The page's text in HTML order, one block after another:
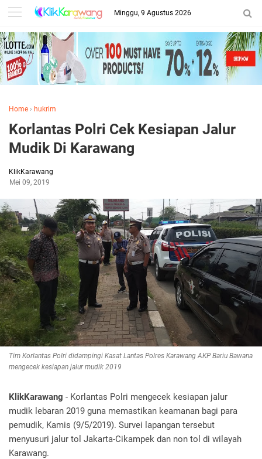
Minggu, 9 Agustus 2026
Home › hukrim
Korlantas Polri Cek Kesiapan Jalur
Mudik Di Karawang
KlikKarawang
Mei 09, 2019
Tim Korlantas Polri didampingi Kasat Lantas Polres Karawang AKP Bariu Bawana
mengecek kesiapan jalur mudik 2019
KlikKarawang - Korlantas Polri mengecek kesiapan jalur
mudik lebaran 2019 guna memastikan keamanan bagi para
pemudik, Kamis (9/5/2019). Survei lapangan tersebut
menyusuri jalur tol Jakarta-Cikampek dan non tol di wilayah
Karawang.